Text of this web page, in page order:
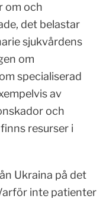
om och
det belastar
sjukvårdens
om
specialiserad
av
och
resurser i
Ukraina på det
inte patienter